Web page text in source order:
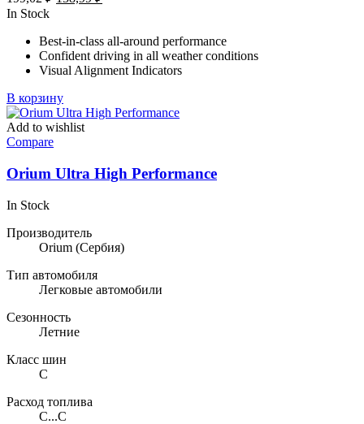
199,02 ₽.
In Stock
Best-in-class all-around performance
Confident driving in all weather conditions
Visual Alignment Indicators
В корзину
Add to wishlist
Compare
Orium Ultra High Performance
In Stock
Производитель
Orium (Сербия)
Тип автомобиля
Легковые автомобили
Сезонность
Летние
Класс шин
C
Расход топлива
C...C